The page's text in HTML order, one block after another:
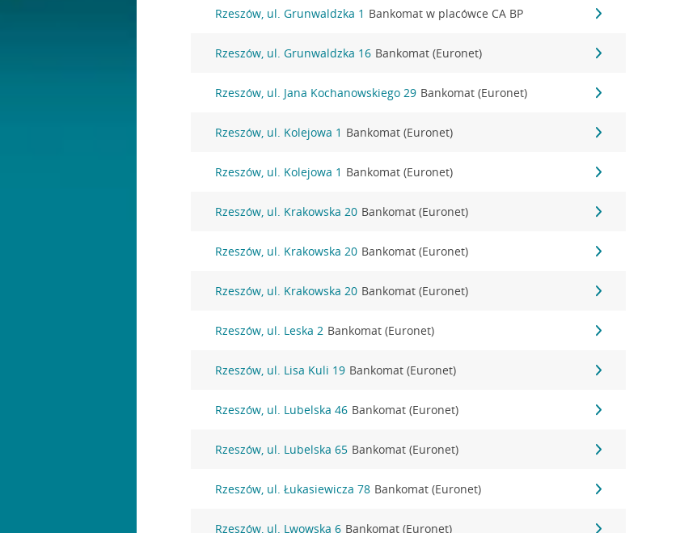
Rzeszów, ul. Grunwaldzka 1 Bankomat w placówce CA BP
Rzeszów, ul. Grunwaldzka 16 Bankomat (Euronet)
Rzeszów, ul. Jana Kochanowskiego 29 Bankomat (Euronet)
Rzeszów, ul. Kolejowa 1 Bankomat (Euronet)
Rzeszów, ul. Kolejowa 1 Bankomat (Euronet)
Rzeszów, ul. Krakowska 20 Bankomat (Euronet)
Rzeszów, ul. Krakowska 20 Bankomat (Euronet)
Rzeszów, ul. Krakowska 20 Bankomat (Euronet)
Rzeszów, ul. Leska 2 Bankomat (Euronet)
Rzeszów, ul. Lisa Kuli 19 Bankomat (Euronet)
Rzeszów, ul. Lubelska 46 Bankomat (Euronet)
Rzeszów, ul. Lubelska 65 Bankomat (Euronet)
Rzeszów, ul. Łukasiewicza 78 Bankomat (Euronet)
Rzeszów, ul. Lwowska 6 Bankomat (Euronet)